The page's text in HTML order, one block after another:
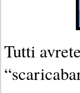
Tutti